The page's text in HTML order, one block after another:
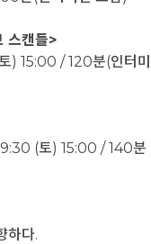
스캔들>
) 15:00 / 120분(인터미
(토) 15:00 / 140분
하다.